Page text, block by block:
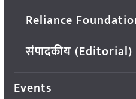
Reliance
संपादकीय (Editorial)
Events